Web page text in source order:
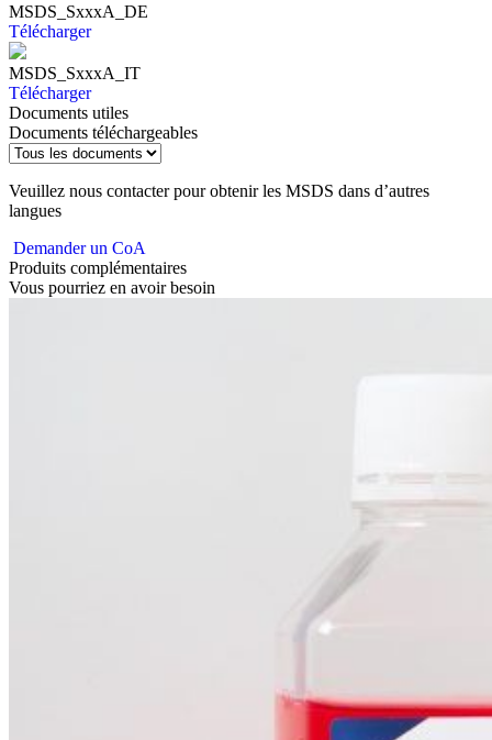
MSDS_SxxxA_DE
Télécharger
MSDS_SxxxA_IT
Télécharger
Documents utiles
Documents téléchargeables
Veuillez nous contacter pour obtenir les MSDS dans d’autres
langues
Demander un CoA
Produits complémentaires
Vous pourriez en avoir besoin